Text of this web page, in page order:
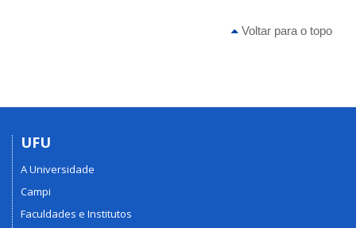
Voltar para o topo
UFU
A Universidade
Campi
Faculdades e Institutos